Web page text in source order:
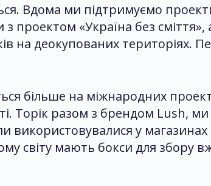
Вдома ми підтримуємо
«Україна без сміття»,
на деокупованих територіях.
більше на міжнародних
Торік разом з брендом Lush,
використовувалися у магазинах
світу мають бокси для